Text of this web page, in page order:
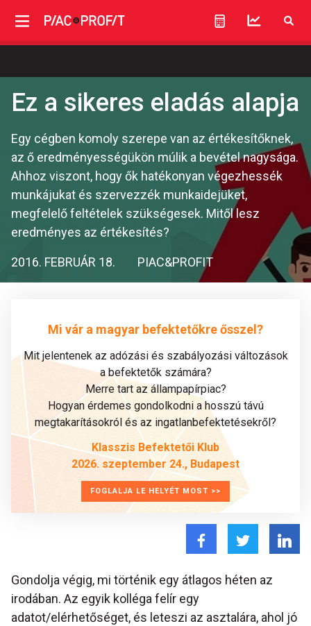
Ez a sikeres eladás alapja
Egy cégben komoly szerepe van az értékesítőknek,
az ő eredményességükön múlik a bevétel nagysága.
Ahhoz viszont, hogy ők hatékonyan végezhessék
munkájukat és szervezzék munkaidejüket,
megfelelő feltételek szükségesek. Mitől lesz
eredményes az értékesítés?
2016. FEBRUÁR 18. PIAC&PROFIT
Mi vár a magyar befektetőkre ősszel?
Mit jelentenek az adózási és szabályozási változások
a befektetők számára?
Merre tart az állampapírpiac?
Hogyan érdemes gondolkodni a hosszú távú
megtakarításokról és az ingatlanbefektetésekről?
Klasszis Befektetői Klub
2026. szeptember 24., Budapest
FOGLALJA LE HELYÉT MOST >>
Gondolja végig, mi történik egy átlagos héten az
irodában. Az egyik kolléga felír egy
adatot/elérhetőséget, és leteszi az asztalára, ahol jó